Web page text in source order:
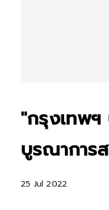
"กรุงเทพ
บูรณาการ
25 Jul 2022